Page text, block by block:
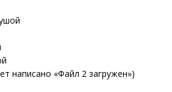
написано «Файл 2 загружен»)